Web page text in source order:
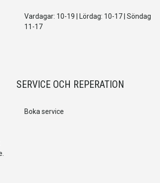
Vardagar: 10-19 | Lördag: 10-17 | Söndag
11-17
SERVICE OCH REPERATION
Boka service